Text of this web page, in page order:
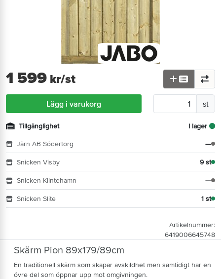
Skärm Pion 89x179/89cm
En traditionell skärm som skapar avskildhet men samtidigt har en
övre del som öppnar upp mot omgivningen.
1 599 kr/st
Lägg i varukorg st
Tillgänglighet I lager
Järn AB Södertorg —
Snicken Visby 9 st
Snicken Klintehamn —
Snicken Slite 1 st
Artikelnummer:
6419006645748